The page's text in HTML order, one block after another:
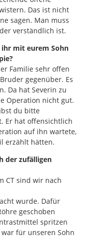
Das ist nicht
sagen. Man muss
verständlich ist.
mit eurem Sohn
Familie sehr offen
gegenüber. Es
Da hat Severin zu
Operation nicht gut.
du bitte
Er hat offensichtlich
auf ihn wartete,
erzählt hätten.
der zufälligen
CT sind wir nach
wurde. Dafür
geschoben
spritzen
für unseren Sohn